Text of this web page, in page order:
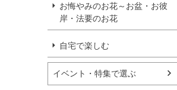
お悔やみのお花～お盆・お彼
岸・法要のお花
自宅で楽しむ
イベント・特集で選ぶ